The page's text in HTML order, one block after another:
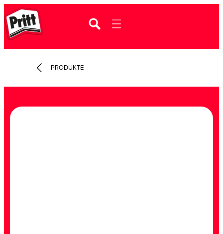
PRODUKTE